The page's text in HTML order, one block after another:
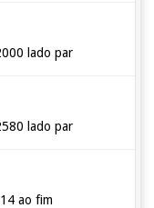
lado par
lado par
ao fim